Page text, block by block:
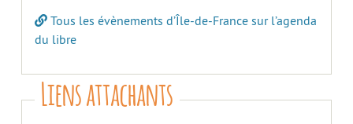
Tous les évènements d’Île-de-France sur l’agenda
du libre
Liens attachants